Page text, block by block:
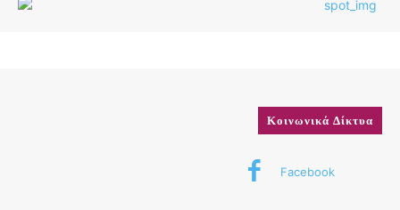
Κοινωνικά Δίκτυα
Facebook